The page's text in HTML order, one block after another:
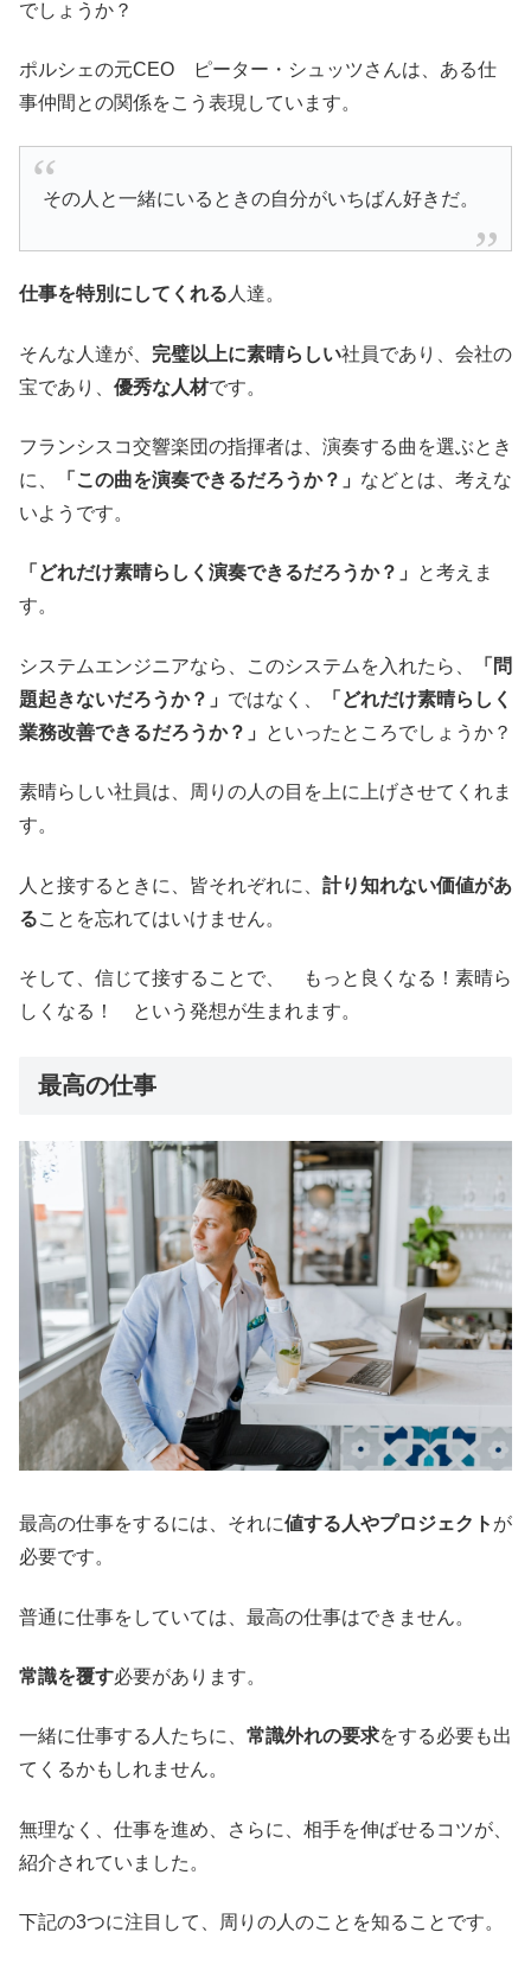
でしょうか？
ポルシェの元CEO ピーター・シュッツさんは、ある仕
事仲間との関係をこう表現しています。
その人と一緒にいるときの自分がいちばん好きだ。
仕事を特別にしてくれる 人達。
そんな人達が、 完璧以上に素晴らしい社員であり、会社の
宝であり、 優秀な人材です。
フランシスコ交響楽団の指揮者は、演奏する曲を選ぶとき
に、
「この曲を演奏できるだろうか？」 などとは、考えな
いようです。
「どれだけ素晴らしく演奏できるだろうか？」
と考えま
す。
システムエンジニアなら、このシステムを入れたら、
「問
題起きないだろうか？」 ではなく、
「どれだけ素晴らしく
業務改善できるだろうか？」
といったところでしょうか？
素晴らしい社員は、周りの人の目を上に上げさせてくれま
す。
人と接するときに、皆それぞれに、 計り知れない価値があ
ることを忘れてはいけません。
そして、信じて接することで、 もっと良くなる！素晴ら
しくなる！ という発想が生まれます。
最高の仕事
最高の仕事をするには、それに値する人やプロジェクト が
必要です。
普通に仕事をしていては、最高の仕事はできません。
常識を覆す必要があります。
一緒に仕事する人たちに、 常識外れの要求をする必要も出
てくるかもしれません。
無理なく、仕事を進め、さらに、相手を伸ばせるコツが、
紹介されていました。
下記の3つに注目して、周りの人のことを知ることです。